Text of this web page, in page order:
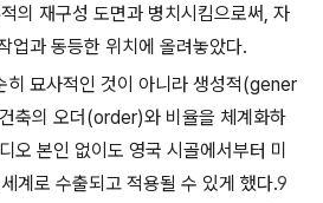
의 재구성 도면과 병치시킴으로써, 자
업과 동등한 위치에 올려놓았다.
히 묘사적인 것이 아니라 생성적(gener
축의 오더(order)와 비율을 체계화하
오 본인 없이도 영국 시골에서부터 미
계로 수출되고 적용될 수 있게 했다.9